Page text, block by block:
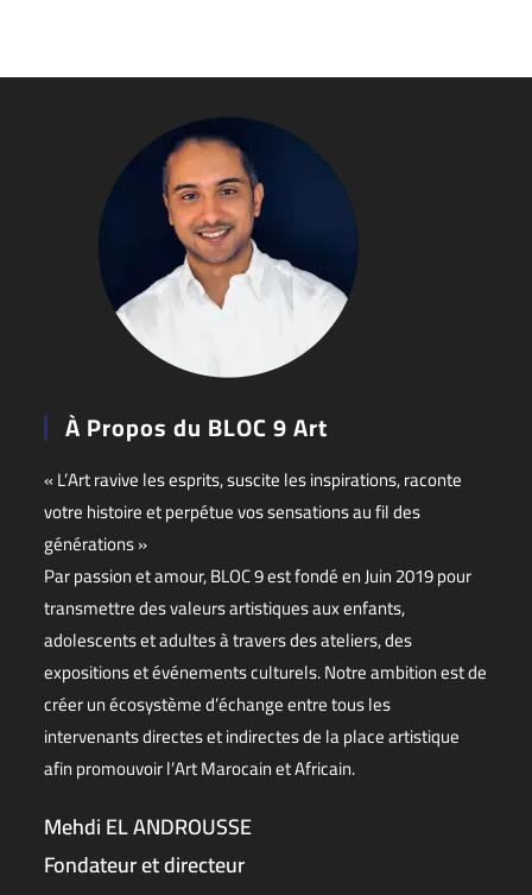
À Propos du BLOC 9 Art
« L’Art ravive les esprits, suscite les inspirations, raconte
votre histoire et perpétue vos sensations au fil des
générations »
Par passion et amour, BLOC 9 est fondé en Juin 2019 pour
transmettre des valeurs artistiques aux enfants,
adolescents et adultes à travers des ateliers, des
expositions et événements culturels. Notre ambition est de
créer un écosystème d’échange entre tous les
intervenants directes et indirectes de la place artistique
afin promouvoir l’Art Marocain et Africain.
Mehdi EL ANDROUSSE
Fondateur et directeur